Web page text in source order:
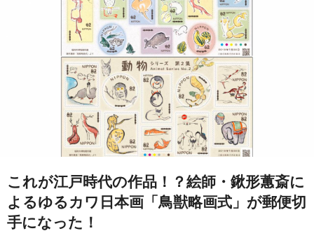
これが江戸時代の作品！？絵師・鍬形蕙斎に
よるゆるカワ日本画「鳥獣略画式」が郵便切
手になった！